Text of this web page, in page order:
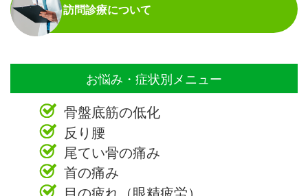
訪問診療について
お悩み・症状別メニュー
骨盤底筋の低化
反り腰
尾てい骨の痛み
首の痛み